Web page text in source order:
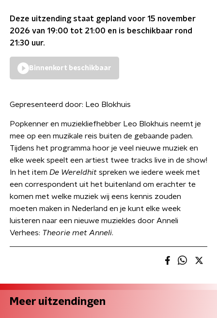
Deze uitzending staat gepland voor 15 november
2026 van 19:00 tot 21:00 en is beschikbaar rond
21:30 uur.
Binnenkort beschikbaar
Gepresenteerd door: Leo Blokhuis
Popkenner en muziekliefhebber Leo Blokhuis neemt je
mee op een muzikale reis buiten de gebaande paden.
Tijdens het programma hoor je veel nieuwe muziek en
elke week speelt een artiest twee tracks live in de show!
In het item De Wereldhit spreken we iedere week met
een correspondent uit het buitenland om erachter te
komen met welke muziek wij eens kennis zouden
moeten maken in Nederland en je kunt elke week
luisteren naar een nieuwe muziekles door Anneli
Verhees: Theorie met Anneli.
Meer uitzendingen